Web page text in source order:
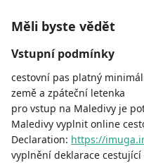
Měli byste vědět
Vstupní podmínky
cestovní pas platný
země a zpáteční letenka
pro vstup na Maledivy je
Maledivy vyplnit online
Declaration: https://
vyplnění deklarace cestující